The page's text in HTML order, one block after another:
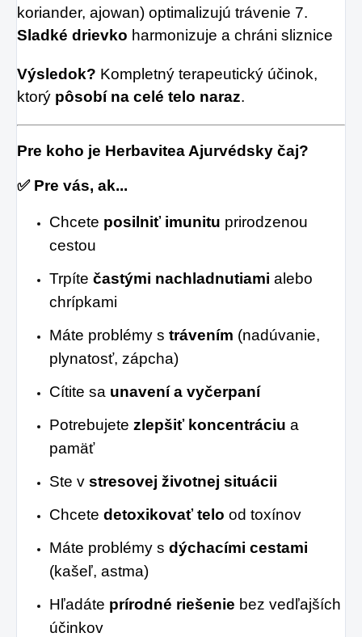
koriander, ajowan) optimalizujú trávenie 7.
Sladké drievko harmonizuje a chráni sliznice
Výsledok? Kompletný terapeutický účinok,
ktorý pôsobí na celé telo naraz.
Pre koho je Herbavitea Ajurvédsky čaj?
✅ Pre vás, ak...
Chcete posilniť imunitu prirodzenou
cestou
Trpíte častými nachladnutiami alebo
chrípkami
Máte problémy s trávením (nadúvanie,
plynatosť, zápcha)
Cítite sa unavení a vyčerpaní
Potrebujete zlepšiť koncentráciu a
pamäť
Ste v stresovej životnej situácii
Chcete detoxikovať telo od toxínov
Máte problémy s dýchacími cestami
(kašeľ, astma)
Hľadáte prírodné riešenie bez vedľajších
účinkov